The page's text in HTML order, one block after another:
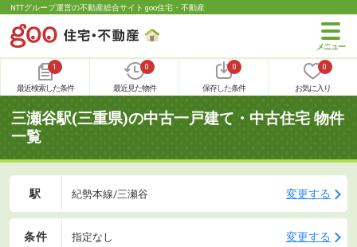
NTTグループ運営の不動産総合サイト goo住宅・不動産
1
最近検索した条件
0
最近見た物件
0
保存した条件
0
お気に入り
三瀬谷駅(三重県)の中古一戸建て・中古住宅 物件
一覧
駅 紀勢本線/三瀬谷 変更する
条件 指定なし 変更する